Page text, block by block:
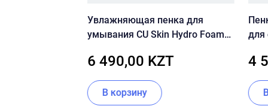
Увлажняющая пенка для
умывания CU Skin Hydro Foam
6 490,00 KZT
В корзину
для
4